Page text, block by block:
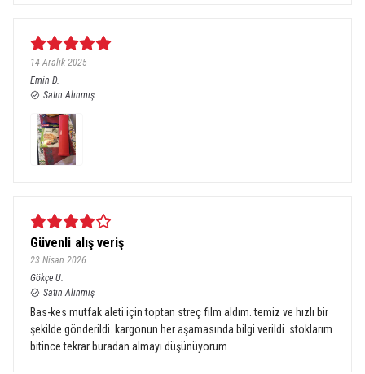
14 Aralık 2025
Emin D.
Satın Alınmış
Güvenli alış veriş
23 Nisan 2026
Gökçe U.
Satın Alınmış
Bas-kes mutfak aleti için toptan streç film aldım. temiz ve hızlı bir
şekilde gönderildi. kargonun her aşamasında bilgi verildi. stoklarım
bitince tekrar buradan almayı düşünüyorum